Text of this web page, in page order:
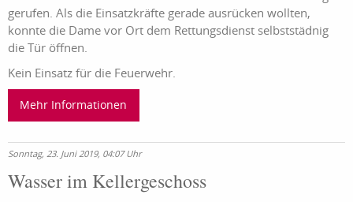
gerufen. Als die Einsatzkräfte gerade ausrücken wollten,
konnte die Dame vor Ort dem Rettungsdienst selbststädnig
die Tür öffnen.
Kein Einsatz für die Feuerwehr.
Mehr Informationen
Sonntag, 23. Juni 2019, 04:07 Uhr
Wasser im Kellergeschoss